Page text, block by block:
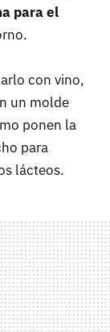
para el
con vino,
un molde
ponen la
para
lácteos.